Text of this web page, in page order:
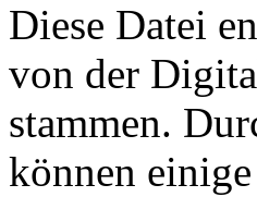
Diese Datei
von der
stammen.
können